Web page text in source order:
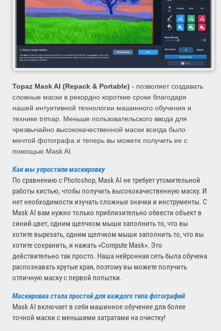
Topaz Mask AI (Repack & Portable) - позволяет создавать
сложные маски в рекордно короткие сроки благодаря
нашей интуитивной технологии машинного обучения и
технике trimap. Меньше пользовательского ввода для
чрезвычайно высококачественной маски всегда было
мечтой фотографа и теперь вы можете получить ее с
помощью Mask AI.
Как мы упростили маскировку
По сравнению с Photoshop, Mask AI не требует утомительной
работы кистью, чтобы получить высококачественную маску. И
нет необходимости изучать сложные значки и инструменты. С
Mask AI вам нужно только приблизительно обвести объект в
синий цвет, одним щелчком мыши заполнить то, что вы
хотите вырезать, одним щелчком мыши заполнить то, что вы
хотите сохранить, и нажать «Compute Mask». Это
действительно так просто. Наша нейронная сеть была обучена
распознавать крутые края, поэтому вы можете получить
отличную маску с первой попытки.
Маскировка стала простой для каждого типа фотографий
Mask AI включает в себя машинное обучение для более
точной маски с меньшими затратами на очистку!